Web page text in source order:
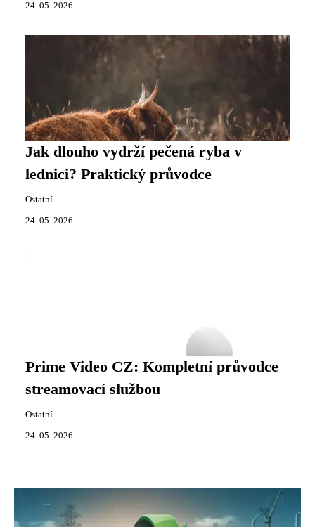
24. 05. 2026
Jak dlouho vydrží pečená ryba v
lednici? Praktický průvodce
Ostatní
24. 05. 2026
Prime Video CZ: Kompletní průvodce
streamovací službou
Ostatní
24. 05. 2026